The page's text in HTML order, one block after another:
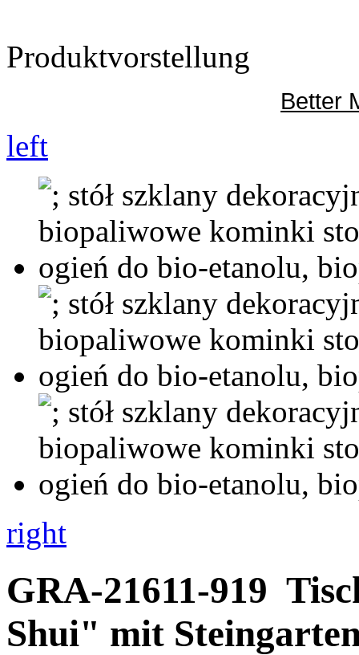
Produktvorstellung
Better
left
right
GRA-21611-919
Shui" mit